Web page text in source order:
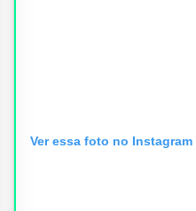
Ver essa foto no Instagram